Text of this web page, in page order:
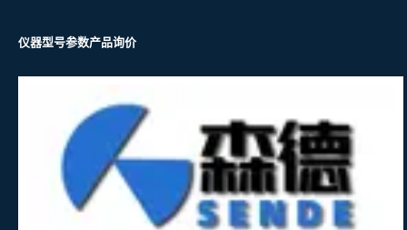
仪器型号参数产品询价